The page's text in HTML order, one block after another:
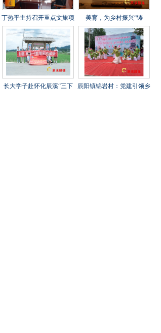
丁热平主持召开重点文旅项
目建设调度会 全力打造“福
地怀化”文旅新秀
美育，为乡村振兴“铸
魂”——辰溪县罗子山瑶族
乡学校开展大树艺术节
长大学子赴怀化辰溪“三下 辰阳镇锦岩村：党建引领乡